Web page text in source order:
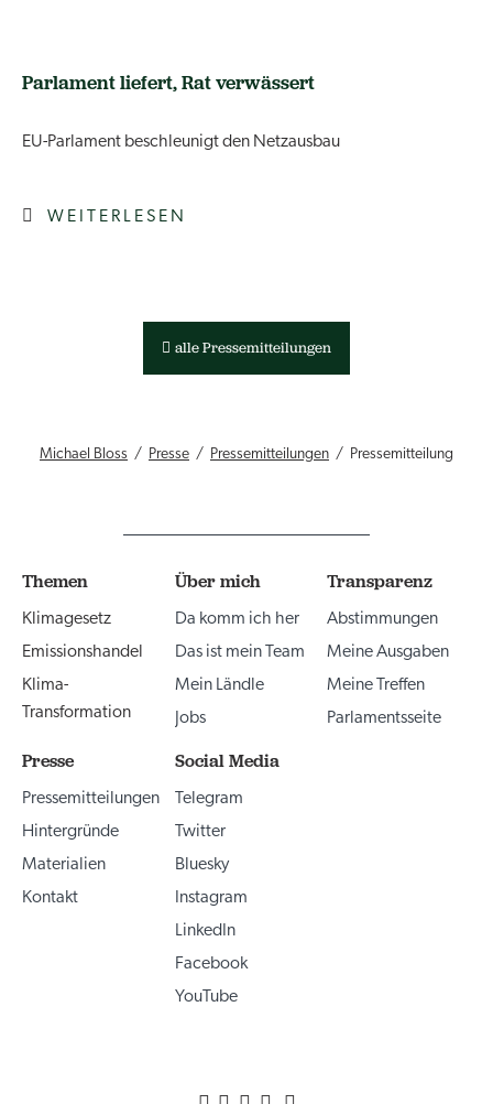
Parlament liefert, Rat verwässert
EU-Parlament beschleunigt den Netzausbau
WEITERLESEN
alle Pressemitteilungen
Michael Bloss Presse Pressemitteilungen Pressemitteilung
Themen
Klimagesetz
Emissionshandel
Klima-
Transformation
Über mich
Da komm ich her
Das ist mein Team
Mein Ländle
Jobs
Transparenz
Abstimmungen
Meine Ausgaben
Meine Treffen
Parlamentsseite
Presse
Pressemitteilungen
Hintergründe
Materialien
Kontakt
Social Media
Telegram
Twitter
Bluesky
Instagram
LinkedIn
Facebook
YouTube